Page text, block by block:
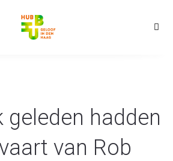
geleden hadden
van Rob